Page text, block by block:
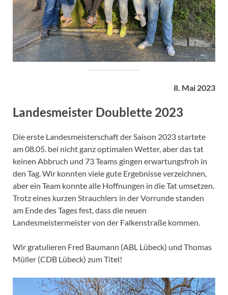
8. Mai 2023
Landesmeister Doublette 2023
Die erste Landesmeisterschaft der Saison 2023 startete
am 08.05. bei nicht ganz optimalen Wetter, aber das tat
keinen Abbruch und 73 Teams gingen erwartungsfroh in
den Tag. Wir konnten viele gute Ergebnisse verzeichnen,
aber ein Team konnte alle Hoffnungen in die Tat umsetzen.
Trotz eines kurzen Strauchlers in der Vorrunde standen
am Ende des Tages fest, dass die neuen
Landesmeistermeister von der Falkenstraße kommen.
Wir gratulieren Fred Baumann (ABL Lübeck) und Thomas
Müller (CDB Lübeck) zum Titel!